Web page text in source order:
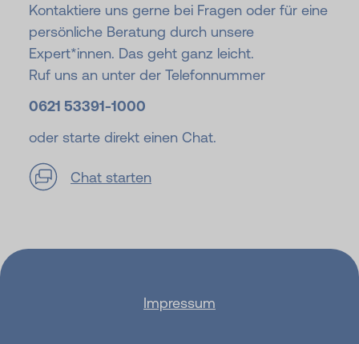
Kontaktiere uns gerne bei Fragen oder für eine
persönliche Beratung durch unsere
Expert*innen. Das geht ganz leicht.
Ruf uns an unter der Telefonnummer
0621 53391-1000
oder starte direkt einen Chat.
Chat starten
Impressum